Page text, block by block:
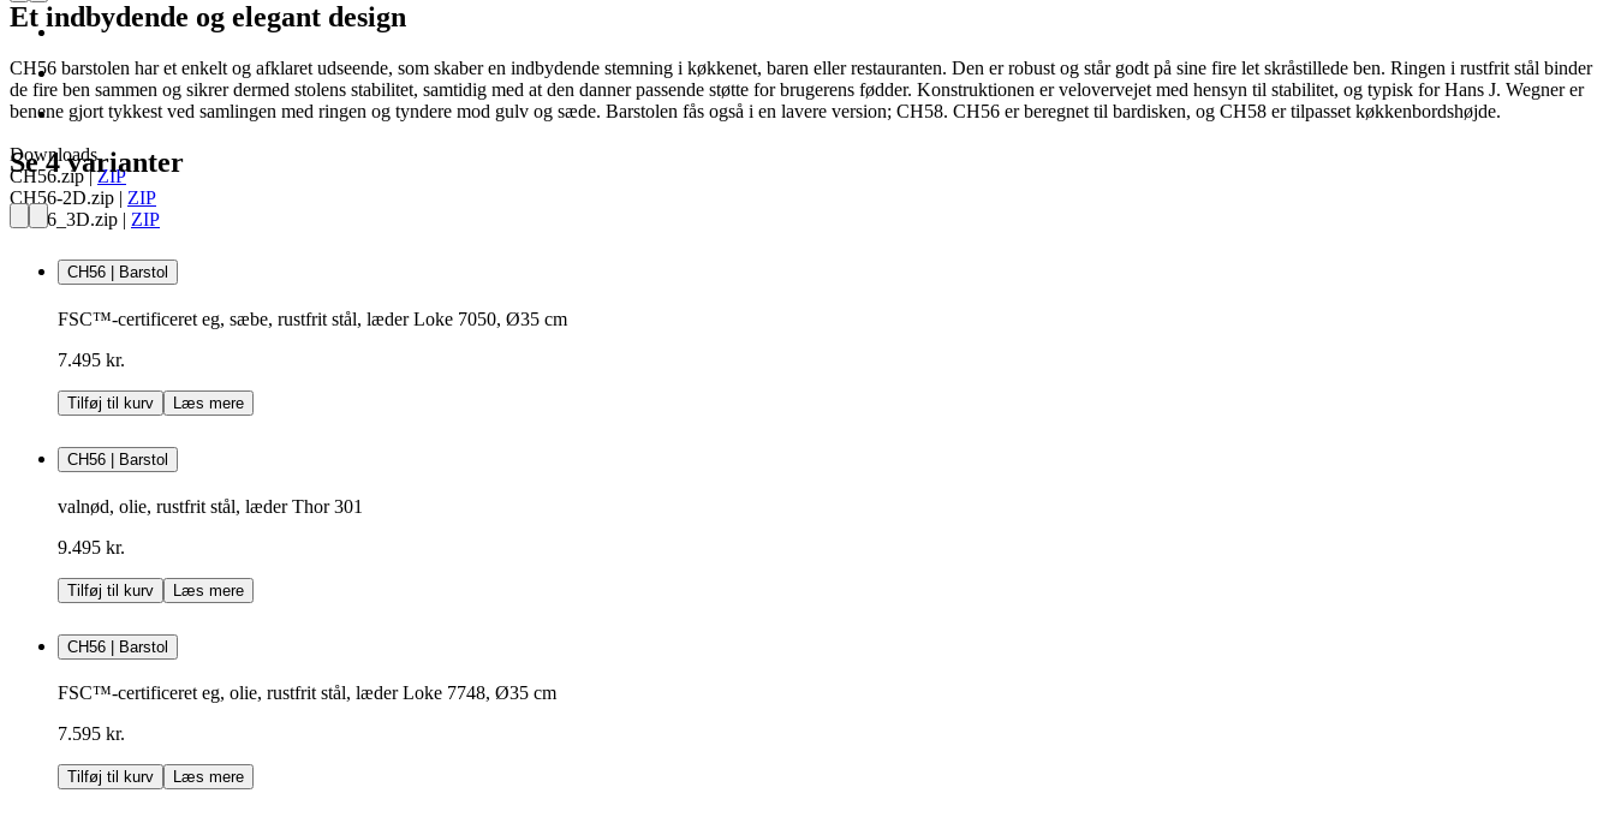
Downloads
CH56.zip|ZIP
CH56-2D.zip | ZIP
CH56_3D.zip | ZIP
Et indbydende og elegant design
CH56 barstolen har et enkelt og afklaret udseende, som skaber en indbydende stemning i køkkenet, baren eller restauranten. Den er robust og står godt på sine fire let skråstillede ben. Ringen i rustfrit stål binder
de fire ben sammen og sikrer dermed stolens stabilitet, samtidig med at den danner passende støtte for brugerens fødder. Konstruktionen er velovervejet med hensyn til stabilitet, og typisk for Hans J. Wegner er
benene gjort tykkest ved samlingen med ringen og tyndere mod gulv og sæde. Barstolen fås også i en lavere version; CH58. CH56 er beregnet til bardisken, og CH58 er tilpasset køkkenbordshøjde.
Se 4 varianter
CH56 | Barstol
FSC™-certificeret eg, sæbe, rustfrit stål, læder Loke 7050, Ø35 cm
7.495 kr.
Tilføj til kurv Læs mere
CH56 | Barstol
valnød, olie, rustfrit stål, læder Thor 301
9.495 kr.
Tilføj til kurv Læs mere
CH56 | Barstol
FSC™-certificeret eg, olie, rustfrit stål, læder Loke 7748, Ø35 cm
7.595 kr.
Tilføj til kurv Læs mere